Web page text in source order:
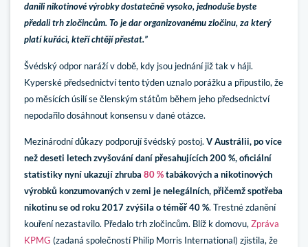
danili nikotinové výrobky dostatečně vysoko, jednoduše byste
předali trh zločincům. To je dar organizovanému zločinu, za který
platí kuřáci, kteří chtějí přestat.”
Švédský odpor naráží v době, kdy jsou jednání již tak v háji.
Kyperské předsednictví tento týden uznalo porážku a připustilo, že
po měsících úsilí se členským státům během jeho předsednictví
nepodařilo dosáhnout konsensu v dané otázce.
Mezinárodní důkazy podporují švédský postoj. V Austrálii, po více
než deseti letech zvyšování daní přesahujících 200 %, oficiální
statistiky nyní ukazují zhruba 80 %tabákových a nikotinových
výrobků konzumovaných v zemi je nelegálních, přičemž spotřeba
nikotinu se od roku 2017 zvýšila o téměř 40 %. Trestné zdanění
kouření nezastavilo. Předalo trh zločincům. Blíž k domovu, Zpráva
KPMG (zadaná společností Philip Morris International) zjistila, že